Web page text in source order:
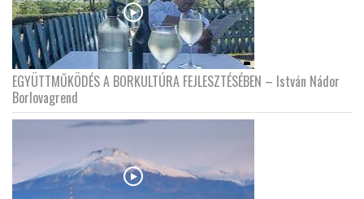
EGYÜTTMŰKÖDÉS A BORKULTÚRA FEJLESZTÉSÉBEN – István Nádor
Borlovagrend